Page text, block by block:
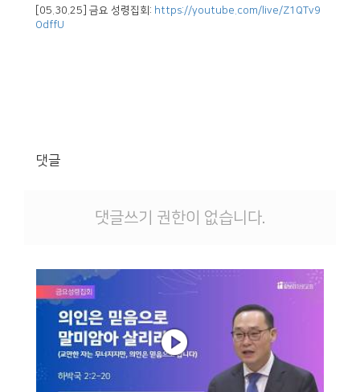
[05.30.25] 금요 성령집회: https://youtube.com/live/Z1QTv9
OdffU
댓글
댓글쓰기 권한이 없습니다.